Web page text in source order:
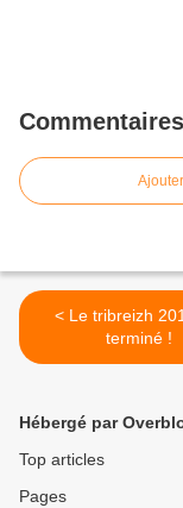
Commentaires
< Le tribreizh 2015 est
terminé !
Hébergé par
Top articles
Pages